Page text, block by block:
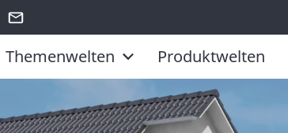
Themenwelten Produktwelten